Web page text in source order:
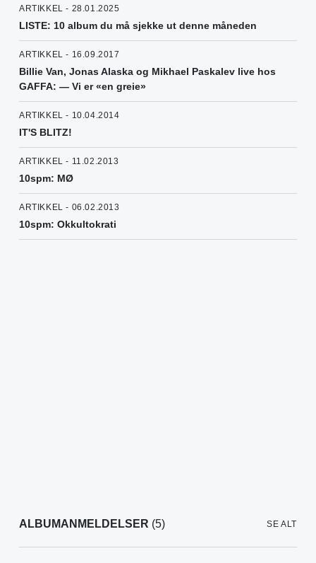
ARTIKKEL - 28.01.2025
LISTE: 10 album du må sjekke ut denne måneden
ARTIKKEL - 16.09.2017
Billie Van, Jonas Alaska og Mikhael Paskalev live hos
GAFFA: — Vi er «en greie»
ARTIKKEL - 10.04.2014
IT'S BLITZ!
ARTIKKEL - 11.02.2013
10spm: MØ
ARTIKKEL - 06.02.2013
10spm: Okkultokrati
ALBUMANMELDELSER (5) SE ALT